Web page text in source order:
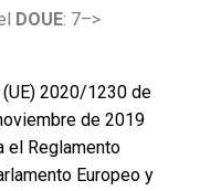
DOUE: 7–>
2020/1230 de
de 2019
el Reglamento
Europeo y